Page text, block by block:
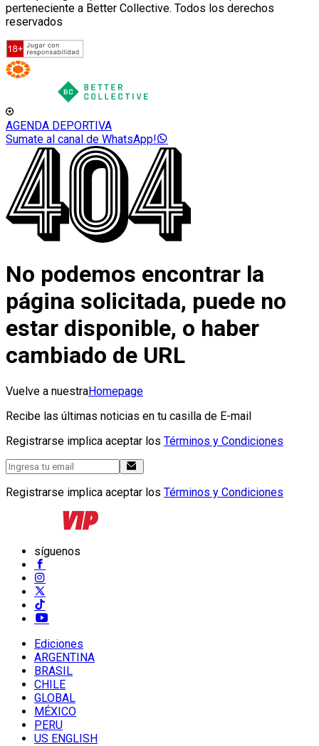
perteneciente a Better Collective. Todos los derechos
reservados
AGENDA DEPORTIVA
Sumate al canal de WhatsApp!
No podemos encontrar la
página solicitada, puede no
estar disponible, o haber
cambiado de URL
Vuelve a nuestraHomepage
Recibe las últimas noticias en tu casilla de E-mail
Registrarse implica aceptar los Términos y Condiciones
Registrarse implica aceptar los Términos y Condiciones
síguenos
Ediciones
ARGENTINA
BRASIL
CHILE
GLOBAL
MÉXICO
PERU
US ENGLISH